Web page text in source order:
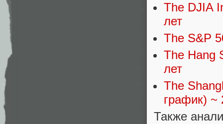
The DJIA
лет
The S&P
The Hang
лет
The
график) ~
Также